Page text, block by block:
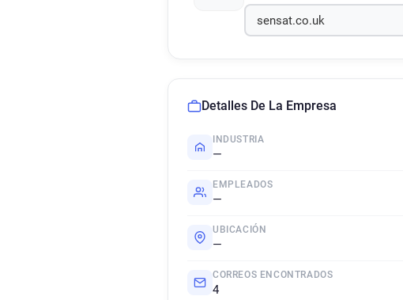
Detalles De La Empresa
INDUSTRIA
—
EMPLEADOS
—
UBICACIÓN
—
CORREOS ENCONTRADOS
4